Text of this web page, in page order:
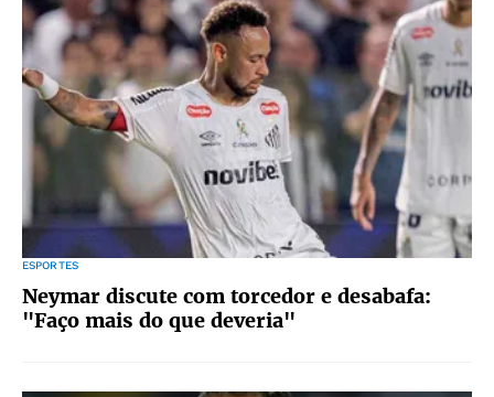
ESPORTES
Neymar discute com torcedor e desabafa:
"Faço mais do que deveria"